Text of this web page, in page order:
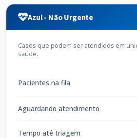
Azul - Não Urgente
Casos que podem ser atendidos em
saúde.
Pacientes na fila
Aguardando atendimento
Tempo até triagem